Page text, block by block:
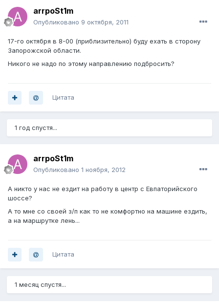
arrpoSt1m
Опубликовано 9 октября, 2011
17-го октября в 8-00 (приблизительно) буду ехать в сторону
Запорожской области.
Никого не надо по этому направлению подбросить?
Цитата
1 год спустя...
arrpoSt1m
Опубликовано 1 ноября, 2012
А никто у нас не ездит на работу в центр с Евпаторийского
шоссе?
А то мне со своей з/п как то не комфортно на машине ездить,
а на маршрутке лень...
Цитата
1 месяц спустя...